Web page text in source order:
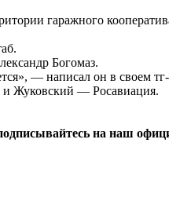
гаражного
Богомаз.
— написал он в своем
и Жуковский — Росавиация.
на наш